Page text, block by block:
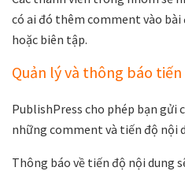
có ai đó thêm comment vào
hoặc biên tập.
Quản lý và thông báo
PublishPress cho phép bạn gửi
những comment và tiến độ nội
Thông báo về tiến độ nội dung